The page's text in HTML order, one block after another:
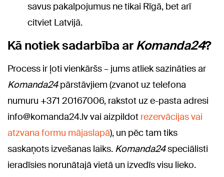
savus pakalpojumus ne tikai Rīgā, bet arī
citviet Latvijā.
Kā notiek sadarbība arKomanda24?
Process ir ļoti vienkāršs – jums atliek sazināties ar
Komanda24pārstāvjiem (zvanot uz telefona
numuru +371 20167006, rakstot uz e-pasta adresi
info@komanda24.lv vai aizpildot rezervācijas vai
atzvana formu mājaslapā), un pēc tam tiks
saskaņots izvešanas laiks. Komanda24speciālisti
ieradīsies norunātajā vietā un izvedīs visu lieko.